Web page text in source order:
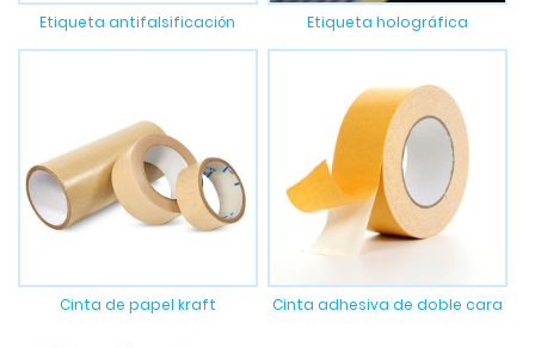
Etiqueta antifalsificación Etiqueta holográfica
Cinta de papel kraft Cinta adhesiva de doble cara